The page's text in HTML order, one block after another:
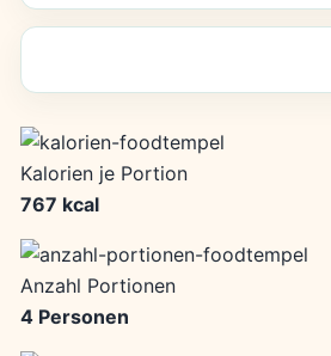
Kalorien je Portion
767 kcal
Anzahl Portionen
4 Personen